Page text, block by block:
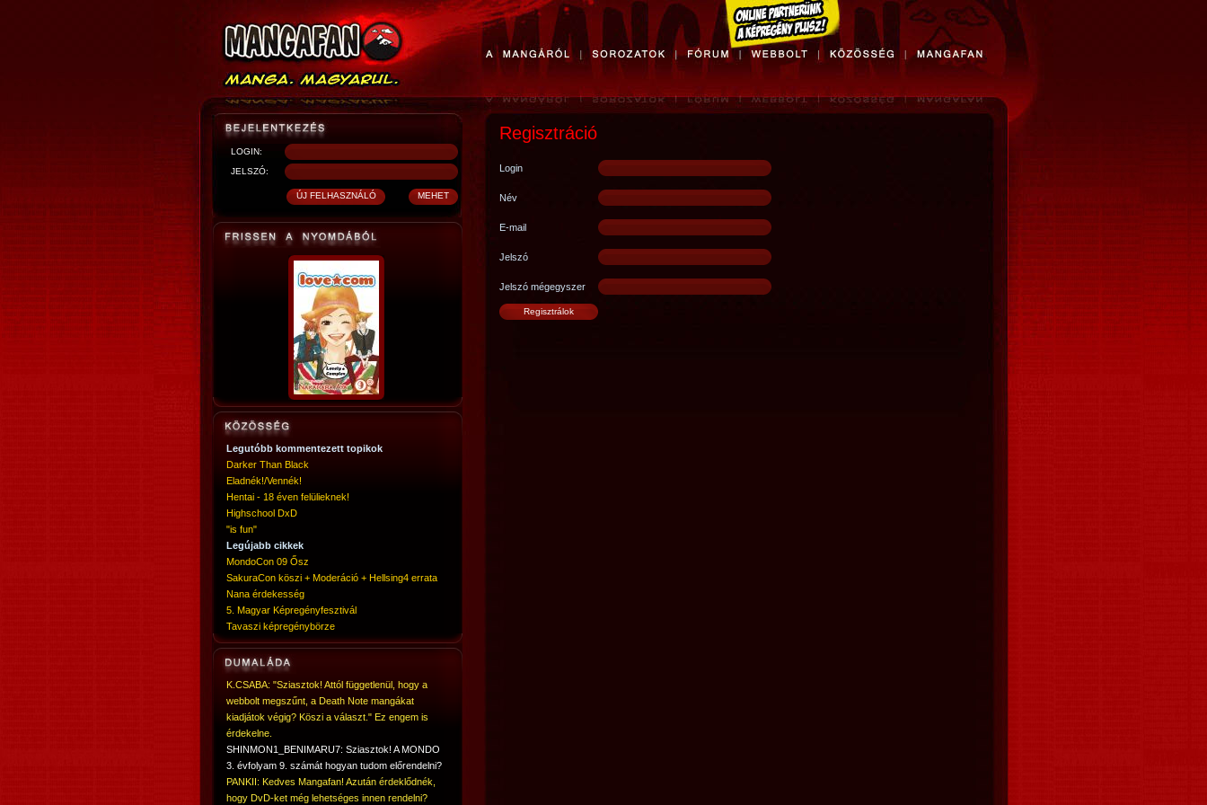
LOGIN:
JELSZÓ:
Legutóbb kommentezett topikok
Darker Than Black
Eladnék!/Vennék!
Hentai - 18 éven felülieknek!
Highschool DxD
"is fun"
Legújabb cikkek
MondoCon 09 Ősz
SakuraCon köszi + Moderáció + Hellsing4 errata
Nana érdekesség
5. Magyar Képregényfesztivál
Tavaszi képregénybörze
K.CSABA: "Sziasztok! Attól függetlenül, hogy a
webbolt megszűnt, a Death Note mangákat
kiadjátok végig? Köszi a választ." Ez engem is
érdekelne.
SHINMON1_BENIMARU7: Sziasztok! A MONDO
3. évfolyam 9. számát hogyan tudom előrendelni?
PANKII: Kedves Mangafan! Azután érdeklődnék,
hogy DvD-ket még lehetséges innen rendelni?
Regisztráció
Login
Név
E-mail
Jelszó
Jelszó mégegyszer